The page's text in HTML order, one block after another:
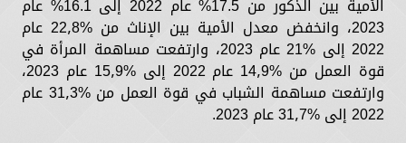
الأمية بين الذكور من 17.5% عام 2022 إلى 16.1% عام
2023، وانخفض معدل الأمية بين الإناث من %22٫8 عام
2022 إلى %21 عام 2023، وارتفعت مساهمة المرأة في
قوة العمل من %14٫9 عام 2022 إلى %15٫9 عام 2023،
وارتفعت مساهمة الشباب في قوة العمل من %31٫3 عام
2022 إلى %31٫7 عام 2023.